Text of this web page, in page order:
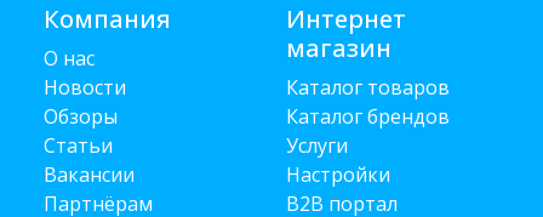
Компания
О нас
Новости
Обзоры
Статьи
Вакансии
Партнёрам
Интернет
магазин
Каталог товаров
Каталог брендов
Услуги
Настройки
B2B портал